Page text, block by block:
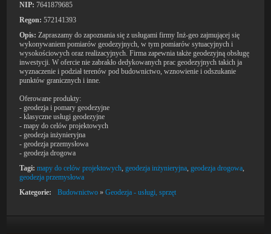
NIP: 7641879685
Regon: 572141393
Opis: Zapraszamy do zapoznania się z usługami firmy Inż-geo zajmującej się
wykonywaniem pomiarów geodezyjnych, w tym pomiarów sytuacyjnych i
wysokościowych oraz realizacyjnych. Firma zapewnia także geodezyjną obsługę
inwestycji. W ofercie nie zabrakło dedykowanych prac geodezyjnych takich ja
wyznaczenie i podział terenów pod budownictwo, wznowienie i odszukanie
punktów granicznych i inne.
Oferowane produkty:
- geodezja i pomary geodezyjne
- klasyczne usługi geodezyjne
- mapy do celów projektowych
- geodezja inżynieryjna
- geodezja przemysłowa
- geodezja drogowa
Tagi: mapy do celów projektowych,geodezja inżynieryjna,geodezja drogowa,
geodezja przemysłowa
Kategorie:
Budownictwo »Geodezja - usługi, sprzęt